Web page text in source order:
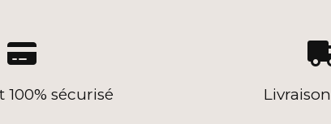

100% sécurisé